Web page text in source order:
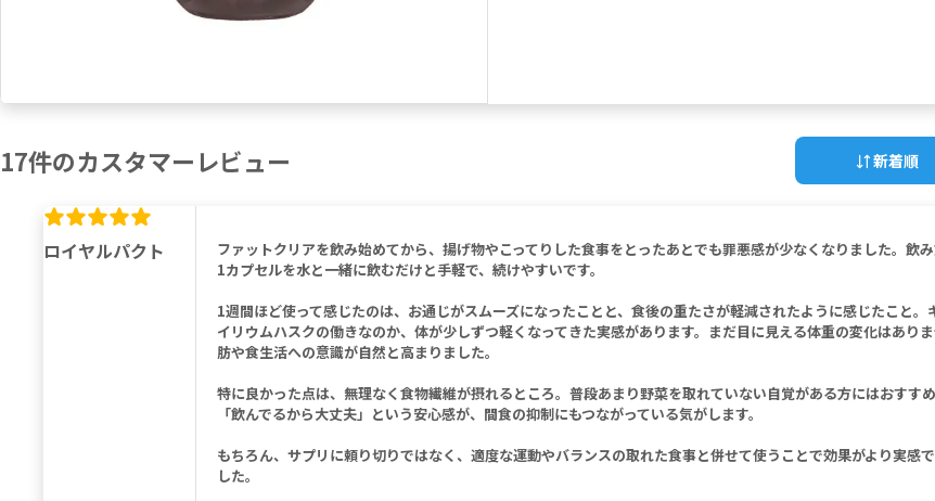
17件のカスタマーレビュー 新着順
ロイヤルパクト
ファットクリアを飲み始めてから、揚げ物やこってりした食事をとったあとでも罪悪感が少なくなりました。飲
1カプセルを水と一緒に飲むだけと手軽で、続けやすいです。
1週間ほど使って感じたのは、お通じがスムーズになったことと、食後の重たさが軽減されたように感じたこと。
イリウムハスクの働きなのか、体が少しずつ軽くなってきた実感があります。まだ目に見える体重の変化はあり
肪や食生活への意識が自然と高まりました。
特に良かった点は、無理なく食物繊維が摂れるところ。普段あまり野菜を取れていない自覚がある方にはおすすめ
「飲んでるから大丈夫」という安心感が、間食の抑制にもつながっている気がします。
もちろん、サプリに頼り切りではなく、適度な運動やバランスの取れた食事と併せて使うことで効果がより実感
した。